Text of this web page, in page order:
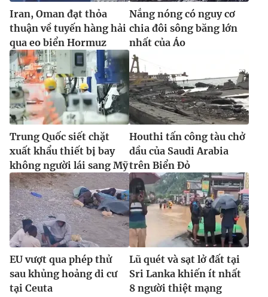
Iran, Oman đạt thỏa
thuận về tuyến hàng hải
qua eo biển Hormuz
Nắng nóng có nguy cơ
chia đôi sông băng lớn
nhất của Áo
Trung Quốc siết chặt
xuất khẩu thiết bị bay
không người lái sang Mỹ
Houthi tấn công tàu chở
dầu của Saudi Arabia
trên Biển Đỏ
EU vượt qua phép thử
sau khủng hoảng di cư
tại Ceuta
Lũ quét và sạt lở đất tại
Sri Lanka khiến ít nhất
8 người thiệt mạng